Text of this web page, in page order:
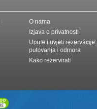
O nama
Izjava o privatnosti
Upute i uvjeti rezervacije
putovanja i odmora
Kako rezervirati